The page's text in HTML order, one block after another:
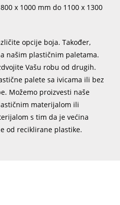
x 1000 mm do 1100 x 1300
opcije boja. Također,
našim plastičnim paletama.
Vašu robu od drugih.
palete sa ivicama ili bez
Možemo proizvesti naše
materijalom ili
s tim da je većina
od reciklirane plastike.